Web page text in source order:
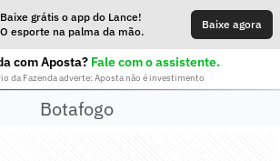
Baixe grátis o app do Lance!
O esporte na palma da mão.
Baixe agora
com Aposta? Fale com o assistente.
da Fazenda adverte: Aposta não é investimento
Botafogo